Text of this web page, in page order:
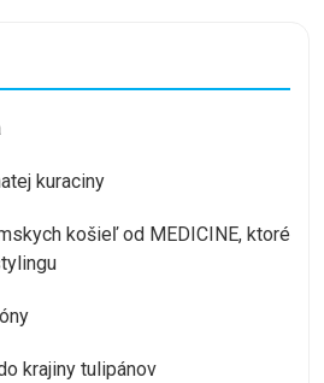
kuraciny
košieľ od MEDICINE, ktoré
krajiny tulipánov